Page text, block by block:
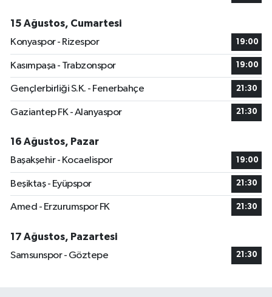
15 Ağustos, Cumartesi
Konyaspor - Rizespor
19:00
Kasımpaşa - Trabzonspor 19:00
Gençlerbirliği S.K. - Fenerbahçe 21:30
Gaziantep FK - Alanyaspor 21:30
16 Ağustos, Pazar
Başakşehir - Kocaelispor
19:00
Beşiktaş - Eyüpspor 21:30
Amed - Erzurumspor FK 21:30
17 Ağustos, Pazartesi
Samsunspor - Göztepe
21:30